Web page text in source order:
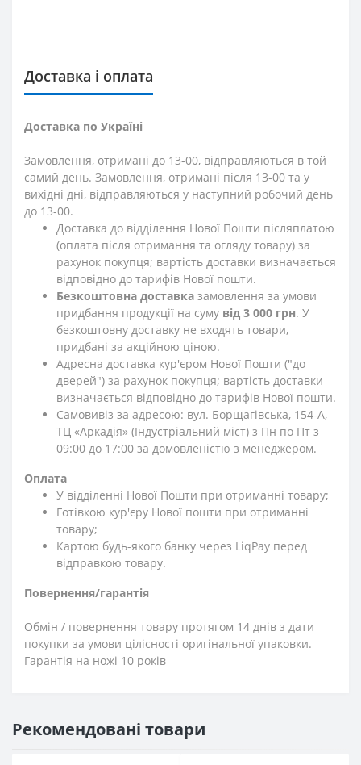
Доставка і оплата
Доставка по Україні
Замовлення, отримані до 13-00, відправляються в той
самий день. Замовлення, отримані після 13-00 та у
вихідні дні, відправляються у наступний робочий день
до 13-00.
Доставка до відділення Нової Пошти післяплатою
(оплата після отримання та огляду товару) за
рахунок покупця; вартість доставки визначається
відповідно до тарифів Нової пошти.
Безкоштовна доставка замовлення за умови
придбання продукції на суму від 3 000 грн. У
безкоштовну доставку не входять товари,
придбані за акційною ціною.
Адресна доставка кур'єром Нової Пошти ("до
дверей") за рахунок покупця; вартість доставки
визначається відповідно до тарифів Нової пошти.
Самовивіз за адресою: вул. Борщагівська, 154-А,
ТЦ «Аркадія» (Індустріальний міст) з Пн по Пт з
09:00 до 17:00 за домовленістю з менеджером.
Оплата
У відділенні Нової Пошти при отриманні товару;
Готівкою кур'єру Нової пошти при отриманні
товару;
Картою будь-якого банку через LiqPay перед
відправкою товару.
Повернення/гарантія
Обмін / повернення товару протягом 14 днів з дати
покупки за умови цілісності оригінальної упаковки.
Гарантія на ножі 10 років
Рекомендовані товари